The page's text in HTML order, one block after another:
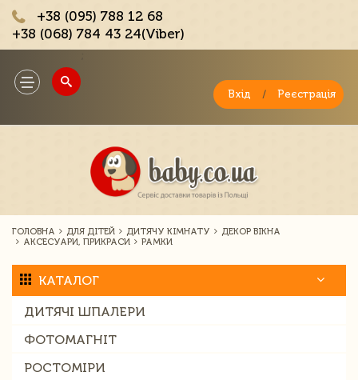
+38 (095) 788 12 68
+38 (068) 784 43 24(Viber)
Toggle
navigation
Вхід / Реєстрація
ГОЛОВНА ДЛЯ ДІТЕЙ ДИТЯЧУ КІМНАТУ
ДЕКОР ВІКНА
АКСЕСУАРИ, ПРИКРАСИ
РАМКИ
КАТАЛОГ
ДИТЯЧІ ШПАЛЕРИ
ФОТОМАГНІТ
РОСТОМІРИ